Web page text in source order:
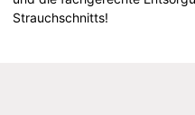
Strauchschnitts!